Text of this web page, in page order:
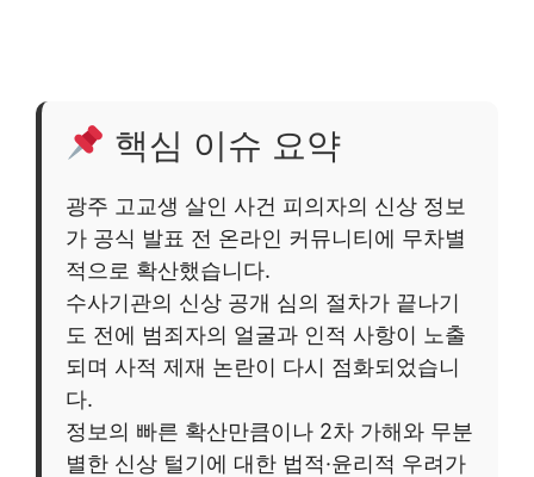
핵심 이슈 요약
광주 고교생 살인 사건 피의자의 신상 정보
가 공식 발표 전 온라인 커뮤니티에 무차별
적으로 확산했습니다.
수사기관의 신상 공개 심의 절차가 끝나기
도 전에 범죄자의 얼굴과 인적 사항이 노출
되며 사적 제재 논란이 다시 점화되었습니
다.
정보의 빠른 확산만큼이나 2차 가해와 무분
별한 신상 털기에 대한 법적·윤리적 우려가